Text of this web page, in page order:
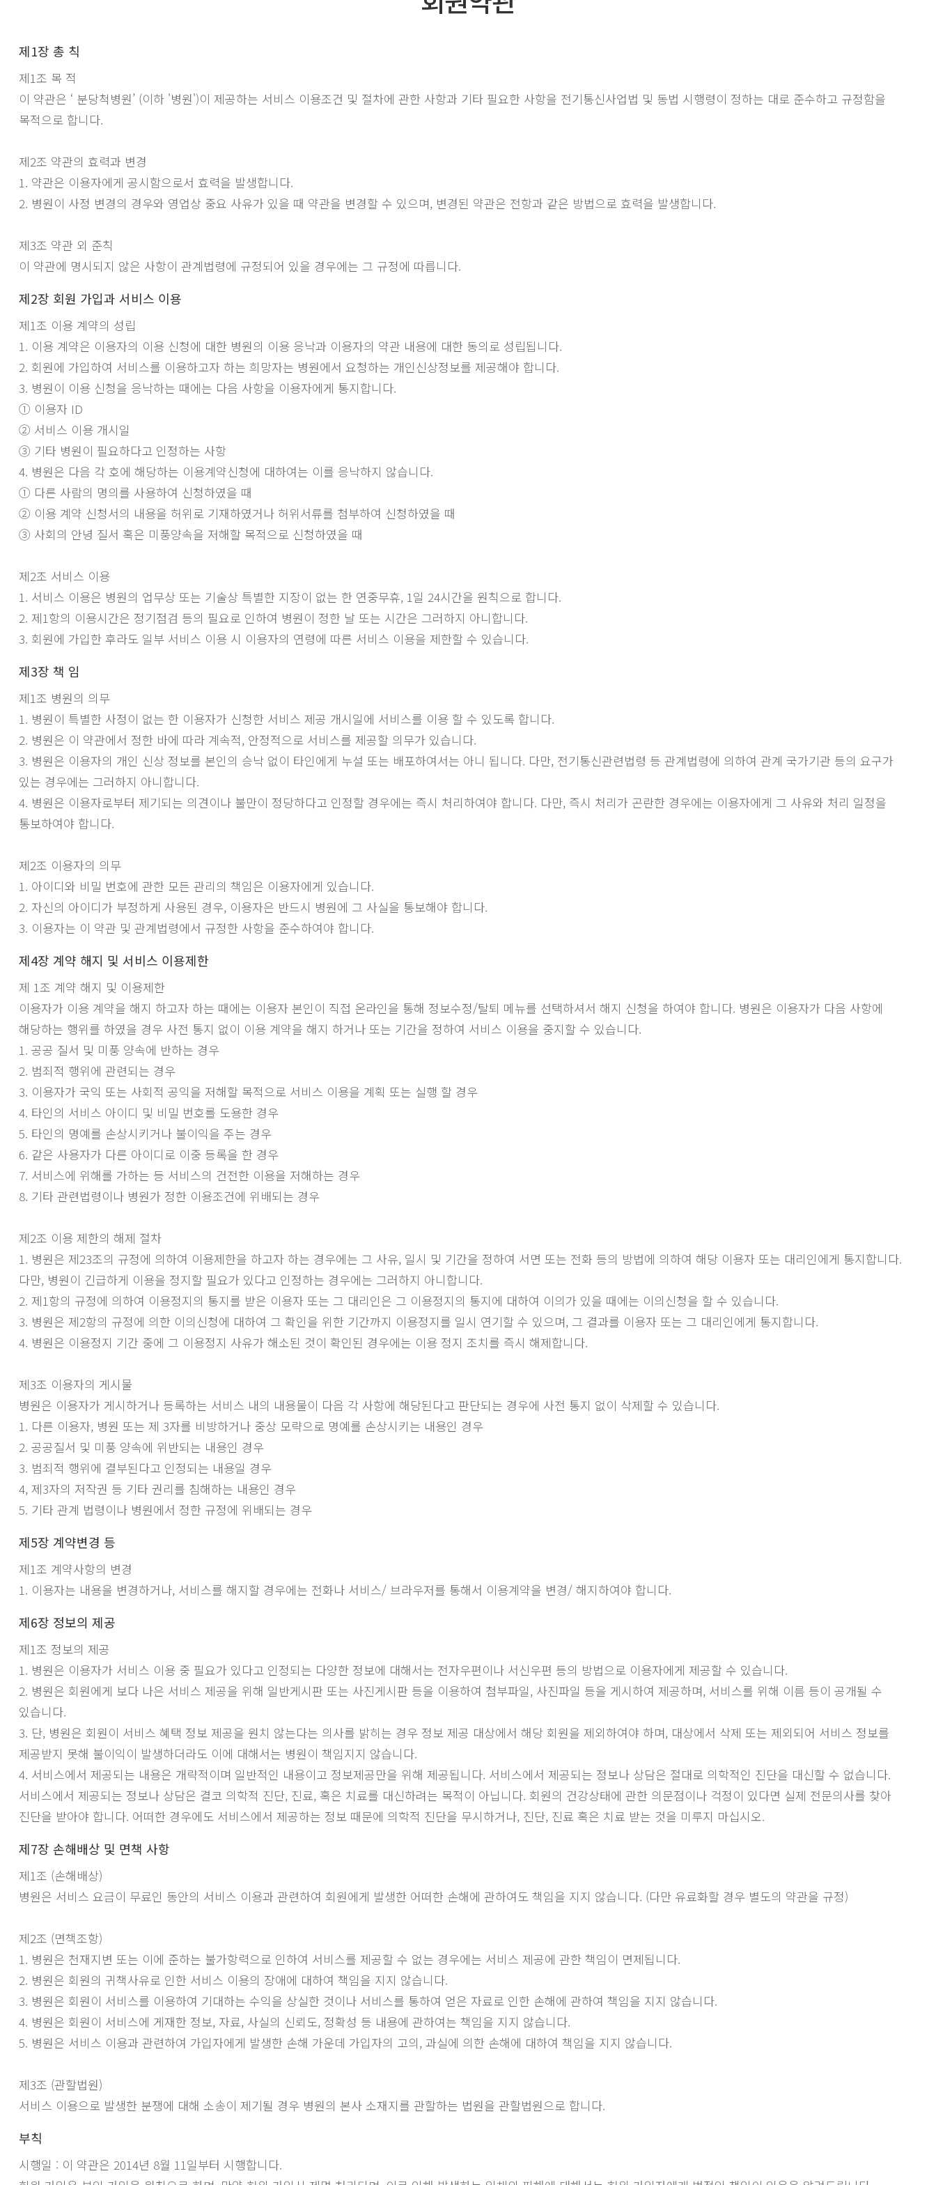
제1장 총 칙
제1조 목 적
이 약관은 ‘ 분당척병원’ (이하 '병원')이 제공하는 서비스 이용조건 및 절차에 관한 사항과 기타 필요한 사항을 전기통신사업법 및 동법 시행령이 정하는 대로 준수하고 규정함을
목적으로 합니다.
제2조 약관의 효력과 변경
1. 약관은 이용자에게 공시함으로서 효력을 발생합니다.
2. 병원이 사정 변경의 경우와 영업상 중요 사유가 있을 때 약관을 변경할 수 있으며, 변경된 약관은 전항과 같은 방법으로 효력을 발생합니다.
제3조 약관 외 준칙
이 약관에 명시되지 않은 사항이 관계법령에 규정되어 있을 경우에는 그 규정에 따릅니다.
제2장 회원 가입과 서비스 이용
제1조 이용 계약의 성립
1. 이용 계약은 이용자의 이용 신청에 대한 병원의 이용 응낙과 이용자의 약관 내용에 대한 동의로 성립됩니다.
2. 회원에 가입하여 서비스를 이용하고자 하는 희망자는 병원에서 요청하는 개인신상정보를 제공해야 합니다.
3. 병원이 이용 신청을 응낙하는 때에는 다음 사항을 이용자에게 통지합니다.
① 이용자 ID
② 서비스 이용 개시일
③ 기타 병원이 필요하다고 인정하는 사항
4. 병원은 다음 각 호에 해당하는 이용계약신청에 대하여는 이를 응낙하지 않습니다.
① 다른 사람의 명의를 사용하여 신청하였을 때
② 이용 계약 신청서의 내용을 허위로 기재하였거나 허위서류를 첨부하여 신청하였을 때
③ 사회의 안녕 질서 혹은 미풍양속을 저해할 목적으로 신청하였을 때
제2조 서비스 이용
1. 서비스 이용은 병원의 업무상 또는 기술상 특별한 지장이 없는 한 연중무휴, 1일 24시간을 원칙으로 합니다.
2. 제1항의 이용시간은 정기점검 등의 필요로 인하여 병원이 정한 날 또는 시간은 그러하지 아니합니다.
3. 회원에 가입한 후라도 일부 서비스 이용 시 이용자의 연령에 따른 서비스 이용을 제한할 수 있습니다.
제3장 책 임
제1조 병원의 의무
1. 병원이 특별한 사정이 없는 한 이용자가 신청한 서비스 제공 개시일에 서비스를 이용 할 수 있도록 합니다.
2. 병원은 이 약관에서 정한 바에 따라 계속적, 안정적으로 서비스를 제공할 의무가 있습니다.
3. 병원은 이용자의 개인 신상 정보를 본인의 승낙 없이 타인에게 누설 또는 배포하여서는 아니 됩니다. 다만, 전기통신관련법령 등 관계법령에 의하여 관계 국가기관 등의 요구가
있는 경우에는 그러하지 아니합니다.
4. 병원은 이용자로부터 제기되는 의견이나 불만이 정당하다고 인정할 경우에는 즉시 처리하여야 합니다. 다만, 즉시 처리가 곤란한 경우에는 이용자에게 그 사유와 처리 일정을
통보하여야 합니다.
제2조 이용자의 의무
1. 아이디와 비밀 번호에 관한 모든 관리의 책임은 이용자에게 있습니다.
2. 자신의 아이디가 부정하게 사용된 경우, 이용자은 반드시 병원에 그 사실을 통보해야 합니다.
3. 이용자는 이 약관 및 관계법령에서 규정한 사항을 준수하여야 합니다.
제4장 계약 해지 및 서비스 이용제한
제 1조 계약 해지 및 이용제한
이용자가 이용 계약을 해지 하고자 하는 때에는 이용자 본인이 직접 온라인을 통해 정보수정/탈퇴 메뉴를 선택하셔서 해지 신청을 하여야 합니다. 병원은 이용자가 다음 사항에
해당하는 행위를 하였을 경우 사전 통지 없이 이용 계약을 해지 하거나 또는 기간을 정하여 서비스 이용을 중지할 수 있습니다.
1. 공공 질서 및 미풍 양속에 반하는 경우
2. 범죄적 행위에 관련되는 경우
3. 이용자가 국익 또는 사회적 공익을 저해할 목적으로 서비스 이용을 계획 또는 실행 할 경우
4. 타인의 서비스 아이디 및 비밀 번호를 도용한 경우
5. 타인의 명예를 손상시키거나 불이익을 주는 경우
6. 같은 사용자가 다른 아이디로 이중 등록을 한 경우
7. 서비스에 위해를 가하는 등 서비스의 건전한 이용을 저해하는 경우
8. 기타 관련법령이나 병원가 정한 이용조건에 위배되는 경우
제2조 이용 제한의 해제 절차
1. 병원은 제23조의 규정에 의하여 이용제한을 하고자 하는 경우에는 그 사유, 일시 및 기간을 정하여 서면 또는 전화 등의 방법에 의하여 해당 이용자 또는 대리인에게 통지합니다.
다만, 병원이 긴급하게 이용을 정지할 필요가 있다고 인정하는 경우에는 그러하지 아니합니다.
2. 제1항의 규정에 의하여 이용정지의 통지를 받은 이용자 또는 그 대리인은 그 이용정지의 통지에 대하여 이의가 있을 때에는 이의신청을 할 수 있습니다.
3. 병원은 제2항의 규정에 의한 이의신청에 대하여 그 확인을 위한 기간까지 이용정지를 일시 연기할 수 있으며, 그 결과를 이용자 또는 그 대리인에게 통지합니다.
4. 병원은 이용정지 기간 중에 그 이용정지 사유가 해소된 것이 확인된 경우에는 이용 정지 조치를 즉시 해제합니다.
제3조 이용자의 게시물
병원은 이용자가 게시하거나 등록하는 서비스 내의 내용물이 다음 각 사항에 해당된다고 판단되는 경우에 사전 통지 없이 삭제할 수 있습니다.
1. 다른 이용자, 병원 또는 제 3자를 비방하거나 중상 모략으로 명예를 손상시키는 내용인 경우
2. 공공질서 및 미풍 양속에 위반되는 내용인 경우
3. 범죄적 행위에 결부된다고 인정되는 내용일 경우
4, 제3자의 저작권 등 기타 권리를 침해하는 내용인 경우
5. 기타 관계 법령이나 병원에서 정한 규정에 위배되는 경우
제5장 계약변경 등
제1조 계약사항의 변경
1. 이용자는 내용을 변경하거나, 서비스를 해지할 경우에는 전화나 서비스/ 브라우저를 통해서 이용계약을 변경/ 해지하여야 합니다.
제6장 정보의 제공
제1조 정보의 제공
1. 병원은 이용자가 서비스 이용 중 필요가 있다고 인정되는 다양한 정보에 대해서는 전자우편이나 서신우편 등의 방법으로 이용자에게 제공할 수 있습니다.
2. 병원은 회원에게 보다 나은 서비스 제공을 위해 일반게시판 또는 사진게시판 등을 이용하여 첨부파일, 사진파일 등을 게시하여 제공하며, 서비스를 위해 이름 등이 공개될 수
있습니다.
3. 단, 병원은 회원이 서비스 혜택 정보 제공을 원치 않는다는 의사를 밝히는 경우 정보 제공 대상에서 해당 회원을 제외하여야 하며, 대상에서 삭제 또는 제외되어 서비스 정보를
제공받지 못해 불이익이 발생하더라도 이에 대해서는 병원이 책임지지 않습니다.
4. 서비스에서 제공되는 내용은 개략적이며 일반적인 내용이고 정보제공만을 위해 제공됩니다. 서비스에서 제공되는 정보나 상담은 절대로 의학적인 진단을 대신할 수 없습니다.
서비스에서 제공되는 정보나 상담은 결코 의학적 진단, 진료, 혹은 치료를 대신하려는 목적이 아닙니다. 회원의 건강상태에 관한 의문점이나 걱정이 있다면 실제 전문의사를 찾아
진단을 받아야 합니다. 어떠한 경우에도 서비스에서 제공하는 정보 때문에 의학적 진단을 무시하거나, 진단, 진료 혹은 치료 받는 것을 미루지 마십시오.
제7장 손해배상 및 면책 사항
제1조 (손해배상)
병원은 서비스 요금이 무료인 동안의 서비스 이용과 관련하여 회원에게 발생한 어떠한 손해에 관하여도 책임을 지지 않습니다. (다만 유료화할 경우 별도의 약관을 규정)
제2조 (면책조항)
1. 병원은 천재지변 또는 이에 준하는 불가항력으로 인하여 서비스를 제공할 수 없는 경우에는 서비스 제공에 관한 책임이 면제됩니다.
2. 병원은 회원의 귀책사유로 인한 서비스 이용의 장애에 대하여 책임을 지지 않습니다.
3. 병원은 회원이 서비스를 이용하여 기대하는 수익을 상실한 것이나 서비스를 통하여 얻은 자료로 인한 손해에 관하여 책임을 지지 않습니다.
4. 병원은 회원이 서비스에 게재한 정보, 자료, 사실의 신뢰도, 정확성 등 내용에 관하여는 책임을 지지 않습니다.
5. 병원은 서비스 이용과 관련하여 가입자에게 발생한 손해 가운데 가입자의 고의, 과실에 의한 손해에 대하여 책임을 지지 않습니다.
제3조 (관할법원)
서비스 이용으로 발생한 분쟁에 대해 소송이 제기될 경우 병원의 본사 소재지를 관할하는 법원을 관할법원으로 합니다.
부칙
시행일 : 이 약관은 2014년 8월 11일부터 시행합니다.